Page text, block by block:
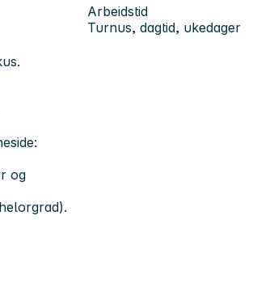
Arbeidstid
Turnus, dagtid, ukedager
og